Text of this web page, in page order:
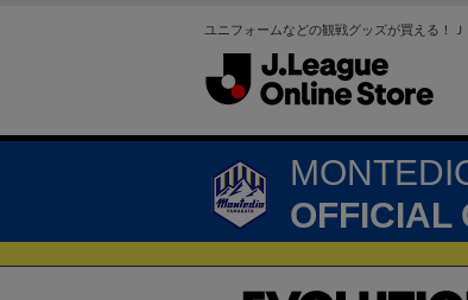
ユニフォームなどの観戦グッズが買える！
OFFICIAL